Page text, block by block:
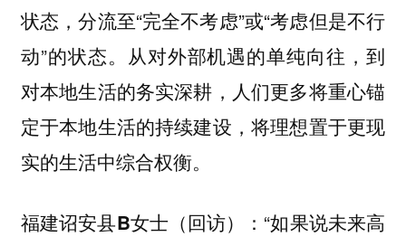
状态，分流至“完全不考虑”或“考虑但是不行
动”的状态。从对外部机遇的单纯向往，到
对本地生活的务实深耕，人们更多将重心锚
定于本地生活的持续建设，将理想置于更现
实的生活中综合权衡。
福建诏安县B女士（回访）： “如果说未来高